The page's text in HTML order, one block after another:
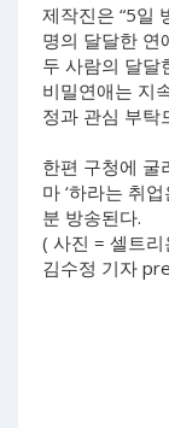
제작진은 “5일
명의 달달한 연
두 사람의 달달
비밀연애는 지
정과 관심 부탁
한편 구청에 굴
마 ‘하라는 취
분 방송된다.
( 사진 = 셀트
김수정 기자